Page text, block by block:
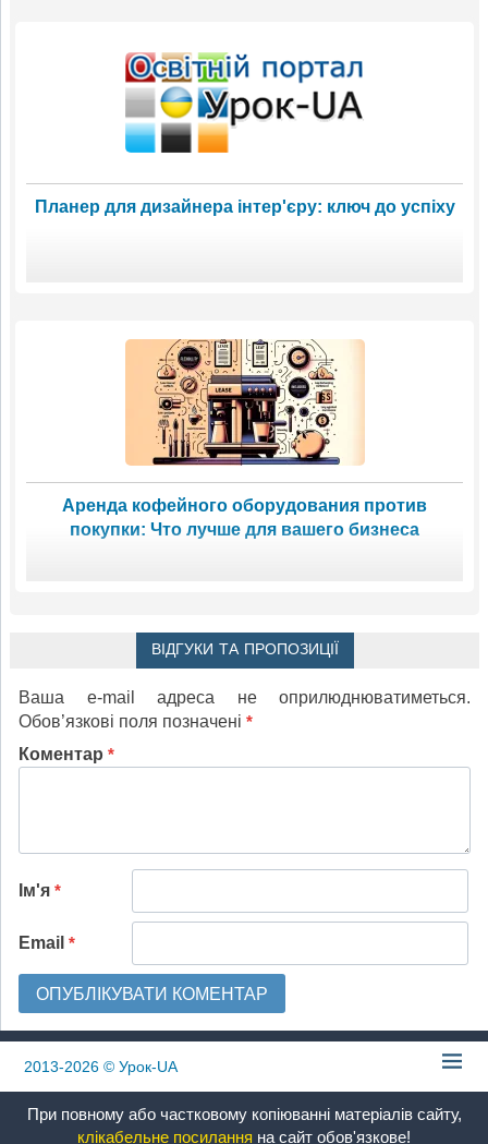
Планер для дизайнера інтер'єру: ключ до успіху
Аренда кофейного оборудования против
покупки: Что лучше для вашего бизнеса
ВІДГУКИ ТА ПРОПОЗИЦІЇ
Ваша e-mail адреса не оприлюднюватиметься.
Обов’язкові поля позначені *
Коментар *
Ім'я *
Email *
2013-2026© Урок-UA
При повному або частковому копіюванні матеріалів сайту,
клікабельне посилання на сайт обов'язкове!